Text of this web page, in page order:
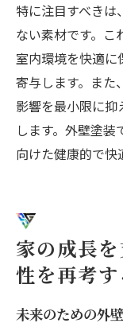
特に注目すべき
ない素材です。こ
室内環境を快適に
寄与します。また
影響を最小限に
します。外壁塗
向けた健康的で快
家の成長
性を再考す
未来のための外